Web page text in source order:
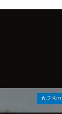
6.2